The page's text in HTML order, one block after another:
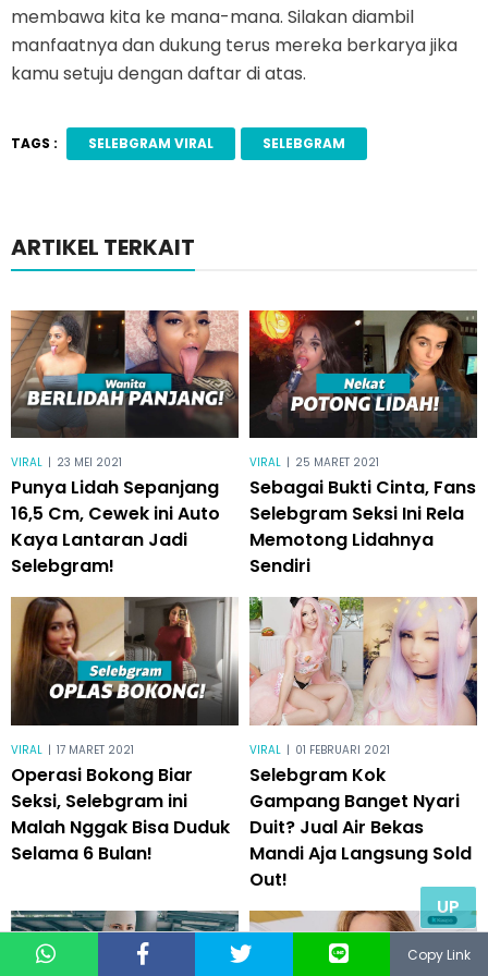
Copy Link
membawa kita ke mana-mana. Silakan diambil
manfaatnya dan dukung terus mereka berkarya jika
kamu setuju dengan daftar di atas.
TAGS : SELEBGRAM VIRAL SELEBGRAM
ARTIKEL TERKAIT
VIRAL | 23 MEI 2021
Punya Lidah Sepanjang
16,5 Cm, Cewek ini Auto
Kaya Lantaran Jadi
Selebgram!
VIRAL | 25 MARET 2021
Sebagai Bukti Cinta, Fans
Selebgram Seksi Ini Rela
Memotong Lidahnya
Sendiri
VIRAL | 17 MARET 2021
Operasi Bokong Biar
Seksi, Selebgram ini
Malah Nggak Bisa Duduk
Selama 6 Bulan!
VIRAL | 01 FEBRUARI 2021
Selebgram Kok
Gampang Banget Nyari
Duit? Jual Air Bekas
Mandi Aja Langsung Sold
Out!
UP